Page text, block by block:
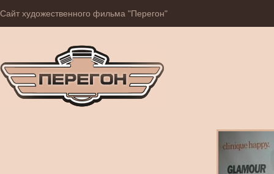
Сайт художественного фильма "Перегон"